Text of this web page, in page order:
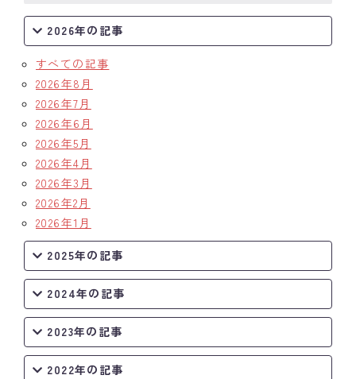
クラブのあゆみ
クラブの歴史
歴代会長・幹事
記念誌
案内
例会場・事務局の案内
情報公開
入会のご案内
2026年の記事
すべての記事
2026年8月
2026年7月
2026年6月
2026年5月
2026年4月
2026年3月
2026年2月
2026年1月
2025年の記事
2024年の記事
2023年の記事
2022年の記事